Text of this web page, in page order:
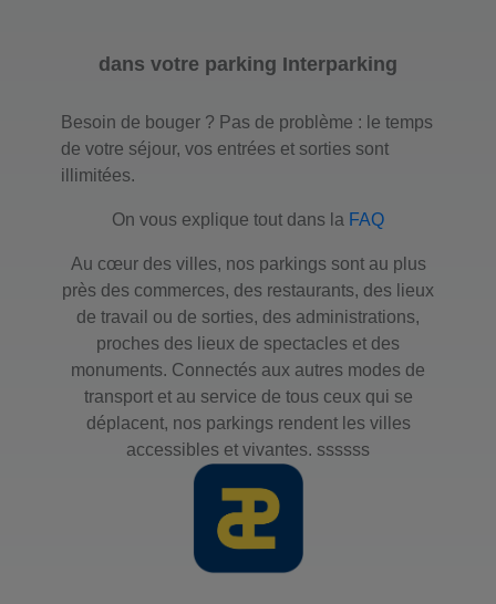
dans votre parking Interparking
Besoin de bouger ? Pas de problème : le temps
de votre séjour, vos entrées et sorties sont
illimitées.
On vous explique tout dans la FAQ
Au cœur des villes, nos parkings sont au plus
près des commerces, des restaurants, des lieux
de travail ou de sorties, des administrations,
proches des lieux de spectacles et des
monuments. Connectés aux autres modes de
transport et au service de tous ceux qui se
déplacent, nos parkings rendent les villes
accessibles et vivantes. ssssss